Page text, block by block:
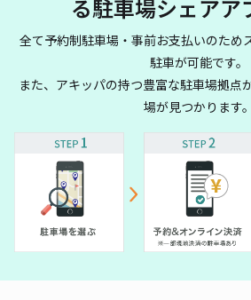
る駐車場シェアア
全て予約制駐車場・事前お支払いのため
駐車が可能です。
また、アキッパの持つ豊富な駐車場拠点
場が見つかります。